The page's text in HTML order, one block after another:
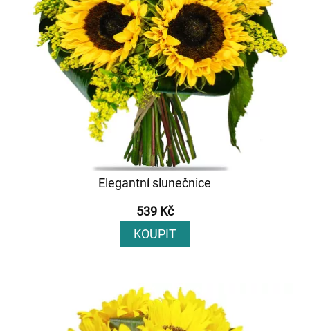
Elegantní slunečnice
539 Kč
KOUPIT